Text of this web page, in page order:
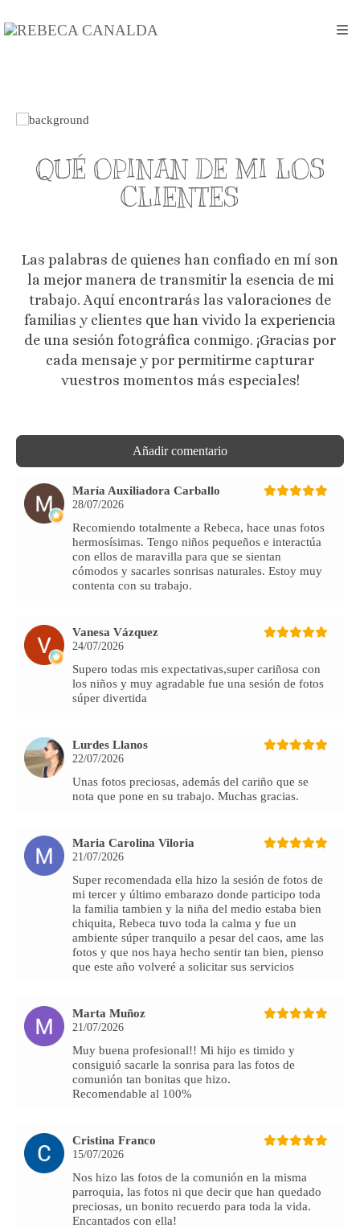
QUÉ OPINAN DE MI LOS
CLIENTES
Las palabras de quienes han confiado en mí son
la mejor manera de transmitir la esencia de mi
trabajo. Aquí encontrarás las valoraciones de
familias y clientes que han vivido la experiencia
de una sesión fotográfica conmigo. ¡Gracias por
cada mensaje y por permitirme capturar
vuestros momentos más especiales!
Añadir comentario
María Auxiliadora Carballo
28/07/2026
Recomiendo totalmente a Rebeca, hace unas fotos
hermosísimas. Tengo niños pequeños e interactúa
con ellos de maravilla para que se sientan
cómodos y sacarles sonrisas naturales. Estoy muy
contenta con su trabajo.
Vanesa Vázquez
24/07/2026
Supero todas mis expectativas,super cariñosa con
los niños y muy agradable fue una sesión de fotos
súper divertida
Lurdes Llanos
22/07/2026
Unas fotos preciosas, además del cariño que se
nota que pone en su trabajo. Muchas gracias.
Maria Carolina Viloria
21/07/2026
Super recomendada ella hizo la sesión de fotos de
mi tercer y último embarazo donde participo toda
la familia tambien y la niña del medio estaba bien
chiquita, Rebeca tuvo toda la calma y fue un
ambiente súper tranquilo a pesar del caos, ame las
fotos y que nos haya hecho sentir tan bien, pienso
que este año volveré a solicitar sus servicios
Marta Muñoz
21/07/2026
Muy buena profesional!! Mi hijo es timido y
consiguió sacarle la sonrisa para las fotos de
comunión tan bonitas que hizo.
Recomendable al 100%
Cristina Franco
15/07/2026
Nos hizo las fotos de la comunión en la misma
parroquia, las fotos ni que decir que han quedado
preciosas, un bonito recuerdo para toda la vida.
Encantados con ella!